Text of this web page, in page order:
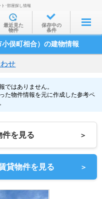
駅から
場から
学時間から
集から
会社から
･部屋探し情報
最近見た
物件
保存中の
条件
俣町相合）の建物情報
せ
ではありません。
た物件情報を元に作成した参考ペ
件を見る ＞
貸物件を見る ＞